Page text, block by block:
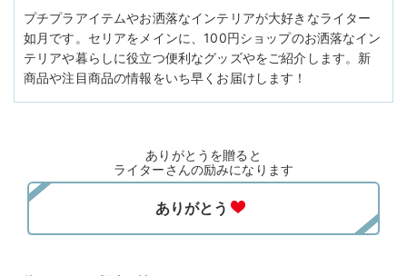
プチプラアイテムやお洒落なインテリアが大好きなライター
如月です。セリアをメインに、100円ショップのお洒落なイン
テリアや暮らしに役立つ便利なグッズやをご紹介します。新
商品や注目商品の情報をいち早くお届けします！
ありがとうを贈ると
ライターさんの励みになります